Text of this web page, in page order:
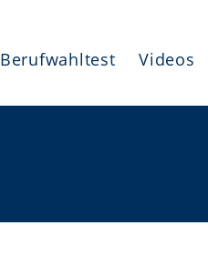
Berufwahltest Videos